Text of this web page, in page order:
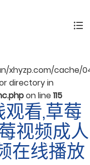
in
xhyzp.com/cache/
directory in
on line115
看,草莓
视频成人
在线播放